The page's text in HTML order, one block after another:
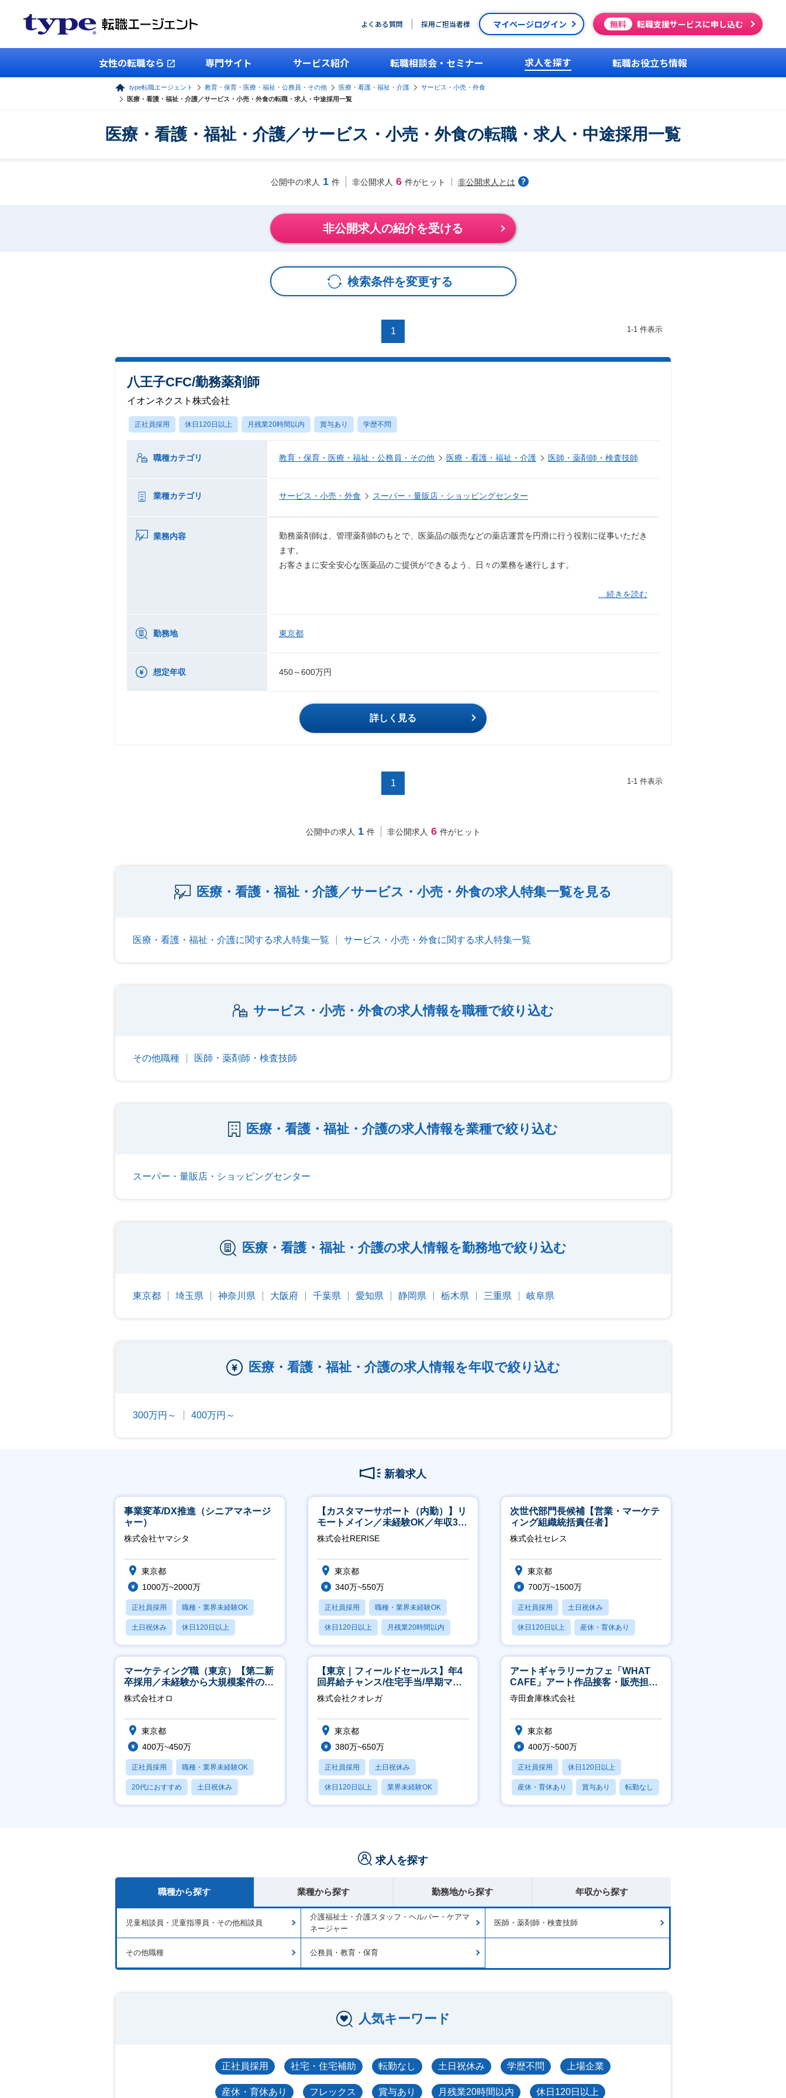
よくある質問 採用ご担当者様 マイページログイン 無料 転職支援サービスに申し込む
女性の転職なら 専門サイト サービス紹介 転職相談会・セミナー 求人を探す 転職お役立ち情報
type転職エージェント 教育・保育・医療・福祉・公務員・その他 医療・看護・福祉・介護
サービス・小売・外食
医療・看護・福祉・介護／サービス・小売・外食の転職・求人・中途採用一覧
医療・看護・福祉・介護／サービス・小売・外食の転職・求人・中途採用一覧
公開中の求人 1 件 非公開求人 6 件がヒット 非公開求人とは
非公開求人の紹介を受ける
検索条件を変更する
1 1-1 件表示
八王子CFC/勤務薬剤師
イオンネクスト株式会社
正社員採用 休日120日以上 月残業20時間以内 賞与あり 学歴不問
職種カテゴリ 教育・保育・医療・福祉・公務員・その他 医療・看護・福祉・介護 医師・薬剤師・検査技師
業種カテゴリ サービス・小売・外食 スーパー・量販店・ショッピングセンター
業務内容
勤務薬剤師は、管理薬剤師のもとで、医薬品の販売などの薬店運営を円滑に行う役割に従事いただき
ます。
お客さまに安全安心な医薬品のご提供ができるよう、日々の業務を遂行します。
…続きを読む
勤務地 東京都
想定年収 450～600万円
詳しく見る
1 1-1 件表示
公開中の求人 1 件 非公開求人 6 件がヒット
医療・看護・福祉・介護／サービス・小売・外食の求人特集一覧を見る
医療・看護・福祉・介護に関する求人特集一覧 サービス・小売・外食に関する求人特集一覧
サービス・小売・外食の求人情報を職種で絞り込む
その他職種 医師・薬剤師・検査技師
医療・看護・福祉・介護の求人情報を業種で絞り込む
スーパー・量販店・ショッピングセンター
医療・看護・福祉・介護の求人情報を勤務地で絞り込む
東京都 埼玉県 神奈川県 大阪府 千葉県 愛知県 静岡県 栃木県 三重県 岐阜県
医療・看護・福祉・介護の求人情報を年収で絞り込む
300万円～ 400万円～
新着求人
事業変革/DX推進（シニアマネージ
ャー）
株式会社ヤマシタ
東京都
1000万~2000万
正社員採用 職種・業界未経験OK
土日祝休み 休日120日以上
産休・育休あり
【カスタマーサポート（内勤）】リ
モートメイン／未経験OK／年収340
万～／年間休日125日
株式会社RERISE
東京都
340万~550万
正社員採用 職種・業界未経験OK
休日120日以上 月残業20時間以内
賞与あり
次世代部門長候補【営業・マーケテ
ィング組織統括責任者】
株式会社セレス
東京都
700万~1500万
正社員採用 土日祝休み
休日120日以上 産休・育休あり
賞与あり
マーケティング職（東京）【第二新
卒採用／未経験から大規模案件のマ
ーケティングが経験できる／研修充
実】
株式会社オロ
東京都
400万~450万
正社員採用 職種・業界未経験OK
20代におすすめ 土日祝休み
休日120日以上
【東京｜フィールドセールス】年4
回昇給チャンス/住宅手当/早期マネ
ジメント機会あり！
株式会社クオレガ
東京都
380万~650万
正社員採用 土日祝休み
休日120日以上 業界未経験OK
産休・育休あり
アートギャラリーカフェ「WHAT
CAFE」アート作品接客・販売担当
※アート領域未経験可
寺田倉庫株式会社
東京都
400万~500万
正社員採用 休日120日以上
産休・育休あり 賞与あり 転勤なし
求人を探す
職種から探す 業種から探す 勤務地から探す 年収から探す
児童相談員・児童指導員・その他相談員
介護福祉士・介護スタッフ・ヘルパー・ケアマ
ネージャー
医師・薬剤師・検査技師
その他職種 公務員・教育・保育
人気キーワード
正社員採用 社宅・住宅補助 転勤なし 土日祝休み 学歴不問 上場企業
産休・育休あり フレックス 賞与あり 月残業20時間以内 休日120日以上